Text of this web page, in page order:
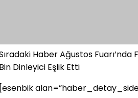
HaberAğustos Fuarı’nda
Dinleyici Eşlik Etti